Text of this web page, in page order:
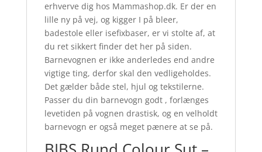
erhverve dig hos Mammashop.dk. Er der en
lille ny på vej, og kigger I på bleer,
badestole eller isefixbaser, er vi stolte af, at
du ret sikkert finder det her på siden.
Barnevognen er ikke anderledes end andre
vigtige ting, derfor skal den vedligeholdes.
Det gælder både stel, hjul og tekstilerne.
Passer du din barnevogn godt , forlænges
levetiden på vognen drastisk, og en velholdt
barnevogn er også meget pænere at se på.